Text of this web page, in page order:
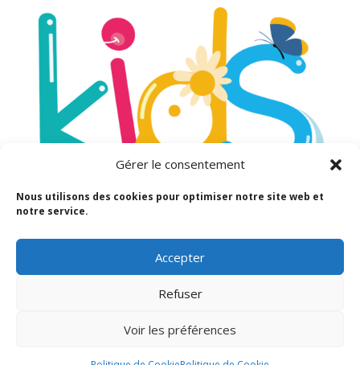
Gérer le consentement
Nous utilisons des cookies pour optimiser notre site web et
notre service.
Accepter
Refuser
Voir les préférences
Mentions légales